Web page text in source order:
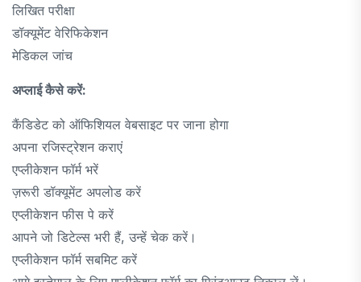
लिखित परीक्षा
डॉक्यूमेंट वेरिफिकेशन
मेडिकल जांच
अप्लाई कैसे करें:
कैंडिडेट को ऑफिशियल वेबसाइट पर जाना होगा
अपना रजिस्ट्रेशन कराएं
एप्लीकेशन फॉर्म भरें
ज़रूरी डॉक्यूमेंट अपलोड करें
एप्लीकेशन फीस पे करें
आपने जो डिटेल्स भरी हैं, उन्हें चेक करें।
एप्लीकेशन फॉर्म सबमिट करें